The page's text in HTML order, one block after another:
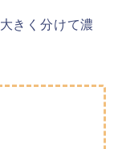
きく分けて濃